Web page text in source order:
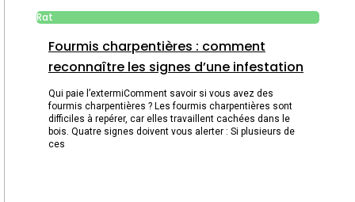
Rat
Fourmis charpentières : comment
reconnaître les signes d’une infestation
Qui paie l’extermiComment savoir si vous avez des
fourmis charpentières ? Les fourmis charpentières sont
difficiles à repérer, car elles travaillent cachées dans le
bois. Quatre signes doivent vous alerter : Si plusieurs de
ces